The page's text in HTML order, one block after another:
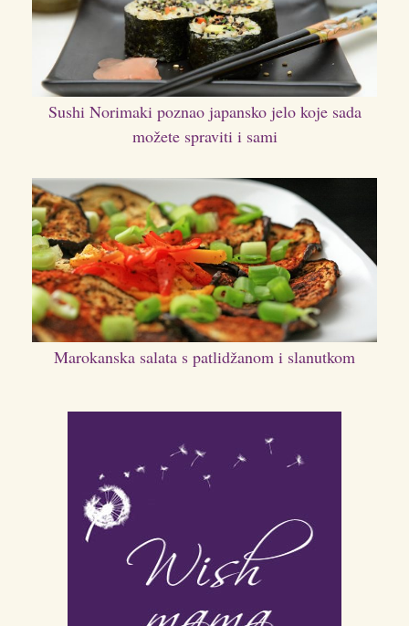
Sushi Norimaki poznao japansko jelo koje sada
možete spraviti i sami
Marokanska salata s patlidžanom i slanutkom